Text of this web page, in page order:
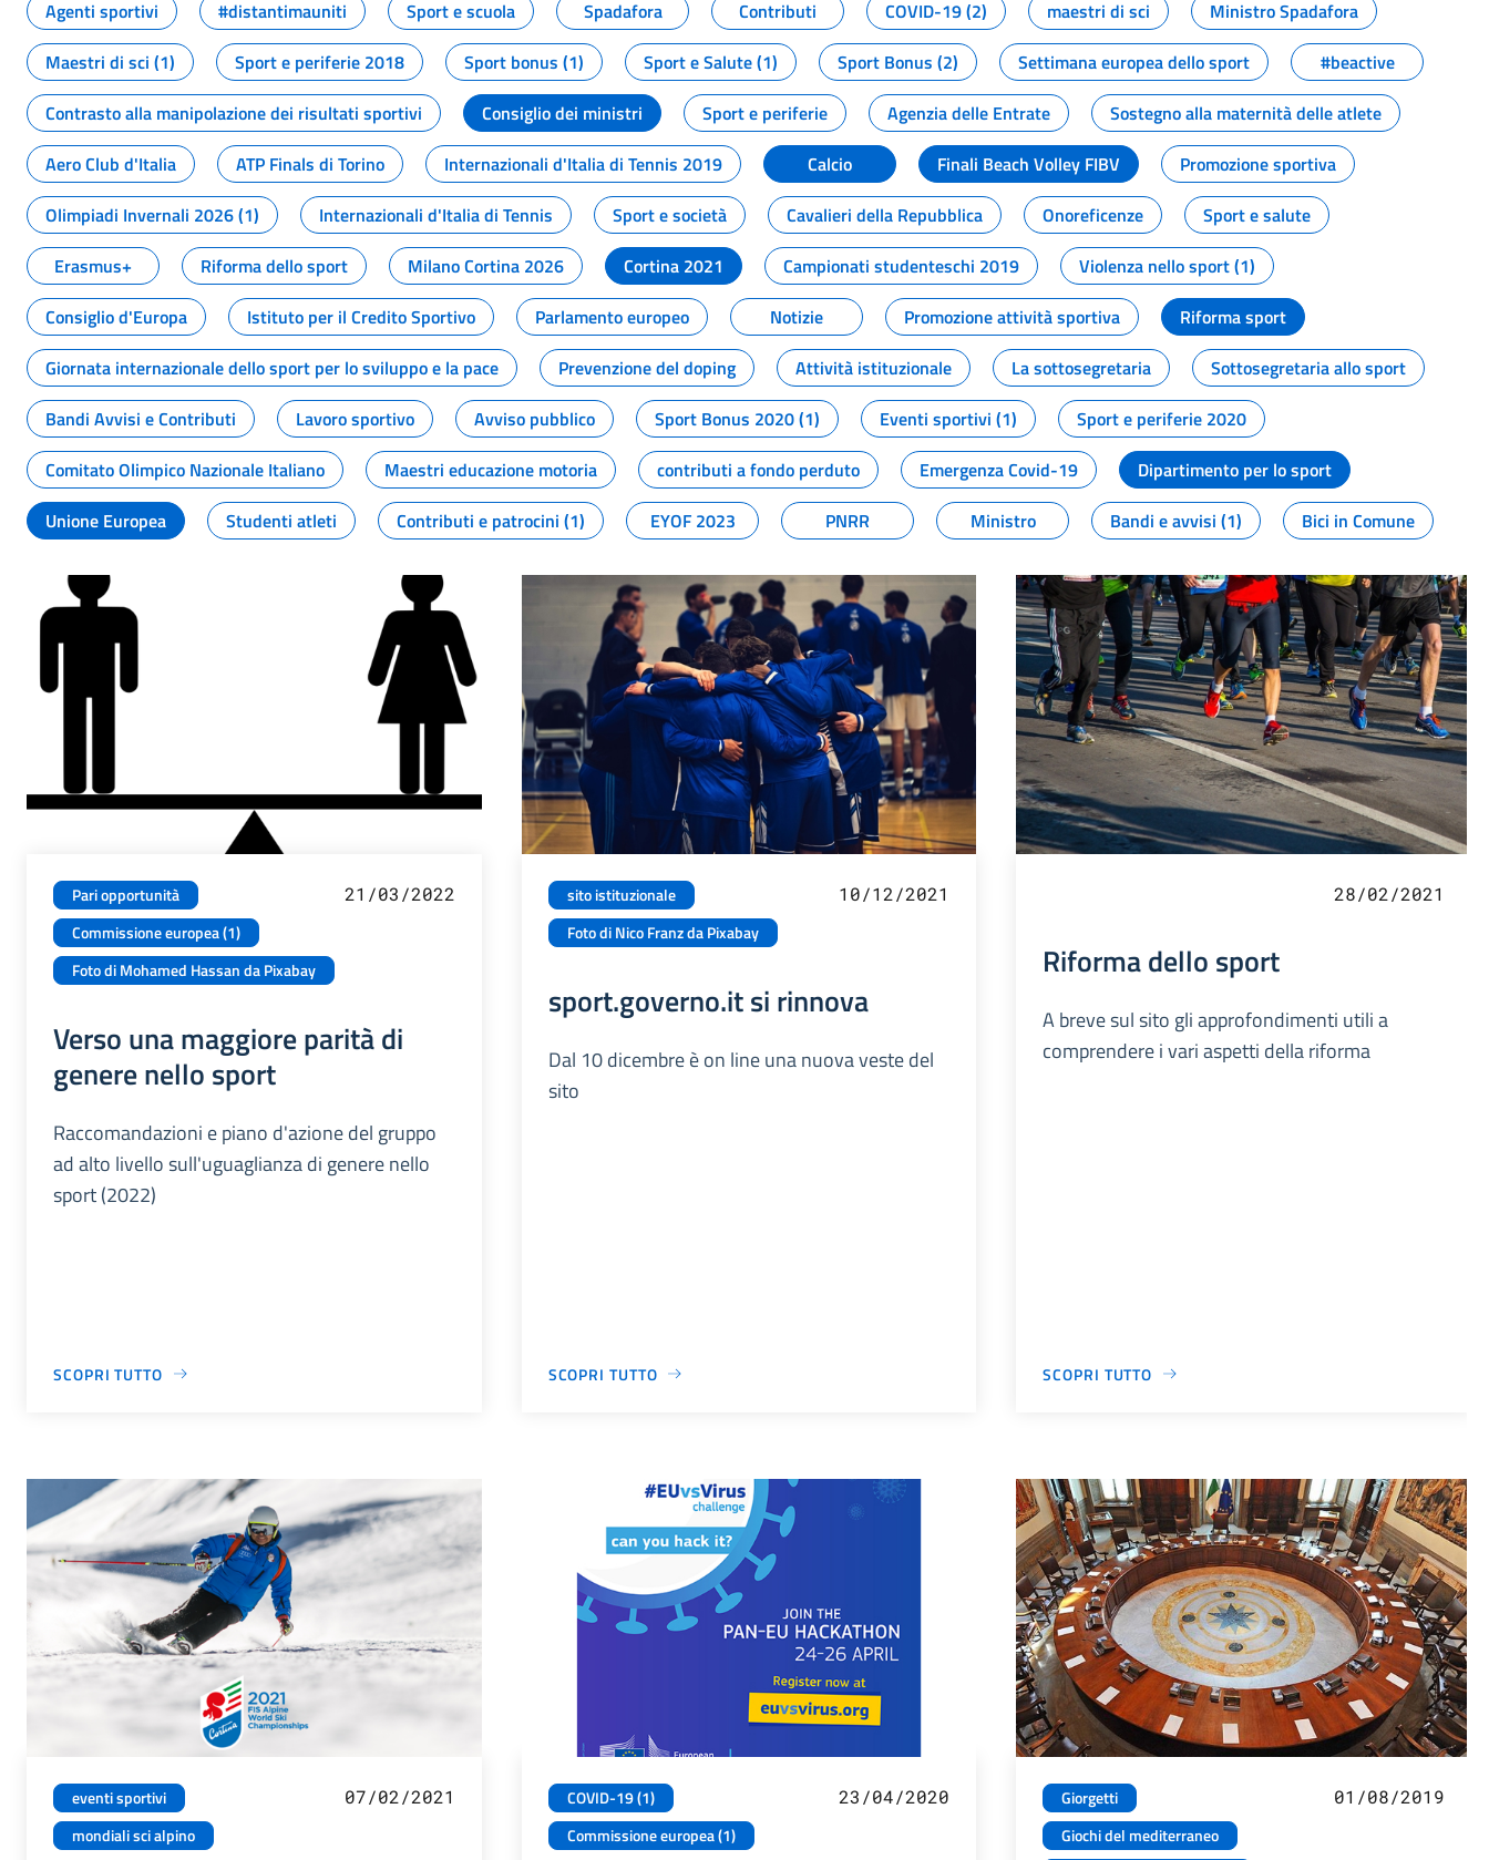
Agenti sportivi
#distantimauniti Sport e scuola Spadafora Contributi COVID-19 (2) maestri di sci
Ministro Spadafora
Maestri di sci (1)
Sport e periferie 2018 Sport bonus (1) Sport e Salute (1) Sport Bonus (2) Settimana europea dello sport
#beactive
Contrasto alla manipolazione dei risultati sportivi
Consiglio dei ministri Sport e periferie Agenzia delle Entrate
Sostegno alla maternità delle atlete
Aero Club d'Italia
ATP Finals di Torino Internazionali d'Italia di Tennis 2019 Calcio Finali Beach Volley FIBV
Promozione sportiva
Olimpiadi Invernali 2026 (1)
Internazionali d'Italia di Tennis Sport e società Cavalieri della Repubblica Onoreficenze
Sport e salute
Erasmus+
Riforma dello sport Milano Cortina 2026 Cortina 2021 Campionati studenteschi 2019
Violenza nello sport (1)
Consiglio d'Europa
Istituto per il Credito Sportivo Parlamento europeo Notizie Promozione attività sportiva
Riforma sport
Giornata internazionale dello sport per lo sviluppo e la pace
Prevenzione del doping Attività istituzionale La sottosegretaria
Sottosegretaria allo sport
Bandi Avvisi e Contributi
Lavoro sportivo Avviso pubblico Sport Bonus 2020 (1) Eventi sportivi (1)
Sport e periferie 2020
Comitato Olimpico Nazionale Italiano
Maestri educazione motoria contributi a fondo perduto Emergenza Covid-19
Dipartimento per lo sport
Unione Europea
Studenti atleti Contributi e patrocini (1) EYOF 2023 PNRR Ministro Bandi e avvisi (1) Bici in Comune
Pari opportunità
Commissione europea (1)
Foto di Mohamed Hassan da Pixabay
21/03/2022
Verso una maggiore parità di
genere nello sport
Raccomandazioni e piano d'azione del gruppo
ad alto livello sull'uguaglianza di genere nello
sport (2022)
SCOPRI TUTTO
sito istituzionale
Foto di Nico Franz da Pixabay
10/12/2021
sport.governo.it si rinnova
Dal 10 dicembre è on line una nuova veste del
sito
SCOPRI TUTTO
28/02/2021
Riforma dello sport
A breve sul sito gli approfondimenti utili a
comprendere i vari aspetti della riforma
SCOPRI TUTTO
eventi sportivi
mondiali sci alpino
07/02/2021
COVID-19 (1)
Commissione europea (1)
23/04/2020
Giorgetti
Giochi del mediterraneo
01/08/2019